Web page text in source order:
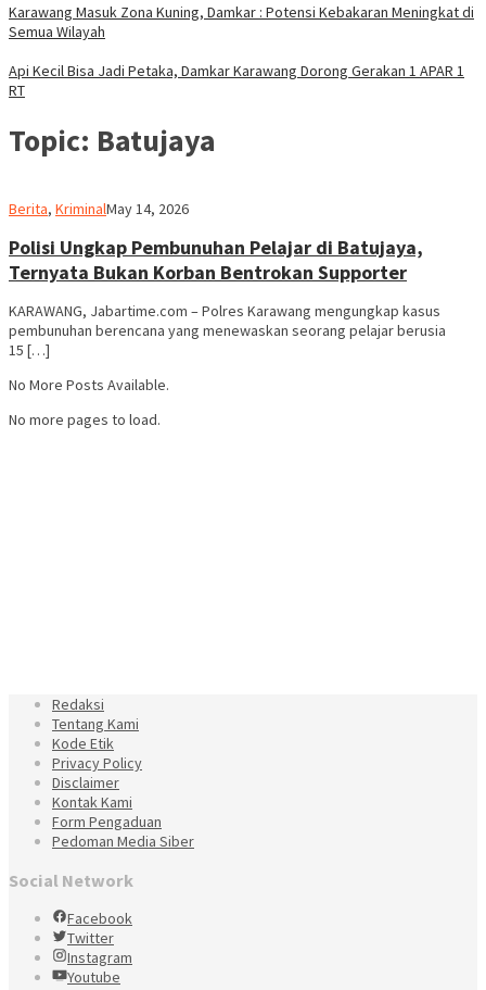
Karawang Masuk Zona Kuning, Damkar : Potensi Kebakaran Meningkat di
Semua Wilayah
Api Kecil Bisa Jadi Petaka, Damkar Karawang Dorong Gerakan 1 APAR 1
RT
Topic: Batujaya
Berita, Kriminaladmin
May 14, 2026
Polisi Ungkap Pembunuhan Pelajar di Batujaya,
Ternyata Bukan Korban Bentrokan Supporter
KARAWANG, Jabartime.com – Polres Karawang mengungkap kasus
pembunuhan berencana yang menewaskan seorang pelajar berusia
15 […]
No More Posts Available.
No more pages to load.
Redaksi
Tentang Kami
Kode Etik
Privacy Policy
Disclaimer
Kontak Kami
Form Pengaduan
Pedoman Media Siber
Social Network
Facebook
Twitter
Instagram
Youtube